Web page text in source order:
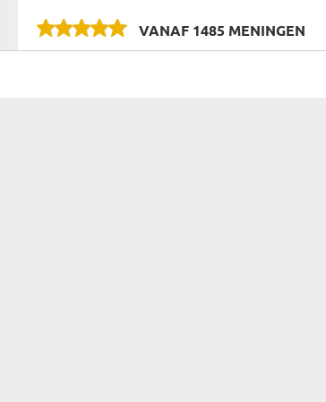
VANAF 1485 MENINGEN